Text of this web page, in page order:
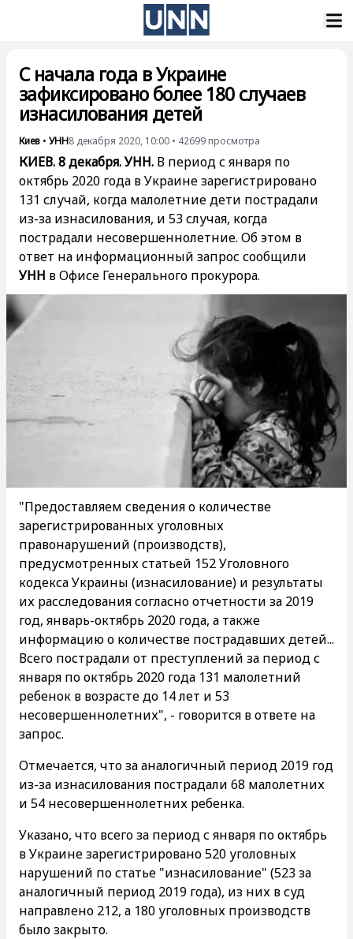
С начала года в Украине
зафиксировано более 180 случаев
изнасилования детей
Киев • УНН8 декабря 2020, 10:00 • 42699 просмотра
КИЕВ. 8 декабря. УНН. В период с января по
октябрь 2020 года в Украине зарегистрировано
131 случай, когда малолетние дети пострадали
из-за изнасилования, и 53 случая, когда
пострадали несовершеннолетние. Об этом в
ответ на информационный запрос сообщили
УНН в Офисе Генерального прокурора.
"Предоставляем сведения о количестве
зарегистрированных уголовных
правонарушений (производств),
предусмотренных статьей 152 Уголовного
кодекса Украины (изнасилование) и результаты
их расследования согласно отчетности за 2019
год, январь-октябрь 2020 года, а также
информацию о количестве пострадавших детей...
Всего пострадали от преступлений за период с
января по октябрь 2020 года 131 малолетний
ребенок в возрасте до 14 лет и 53
несовершеннолетних", - говорится в ответе на
запрос.
Отмечается, что за аналогичный период 2019 год
из-за изнасилования пострадали 68 малолетних
и 54 несовершеннолетних ребенка.
Указано, что всего за период с января по октябрь
в Украине зарегистрировано 520 уголовных
нарушений по статье "изнасилование" (523 за
аналогичный период 2019 года), из них в суд
направлено 212, а 180 уголовных производств
было закрыто.